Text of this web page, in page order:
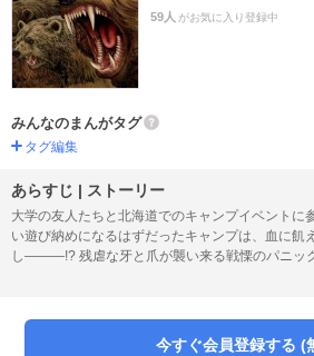
59人 がお気に入り登録中
みんなのまんがタグ
タグ編集
あらすじ | ストーリー
大学の友人たちと北海道でのキャンプイベントに
い遊び納めになるはずだったキャンプは、血に飢
し―――!? 残虐な牙と爪が襲い来る戦慄のパニッ
今すぐ会員登録する (